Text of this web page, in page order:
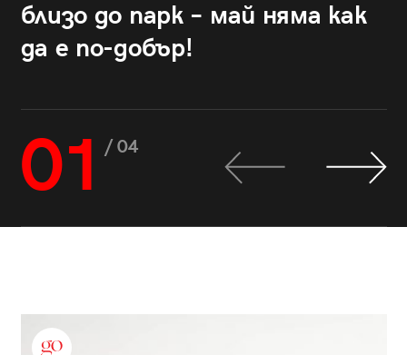
близо до парк – май няма как
да е по-добър!
01 / 04